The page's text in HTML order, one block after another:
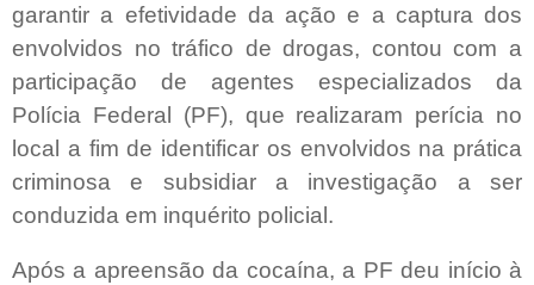
garantir a efetividade da ação e a captura dos
envolvidos no tráfico de drogas, contou com a
participação de agentes especializados da
Polícia Federal (PF), que realizaram perícia no
local a fim de identificar os envolvidos na prática
criminosa e subsidiar a investigação a ser
conduzida em inquérito policial.
Após a apreensão da cocaína, a PF deu início à